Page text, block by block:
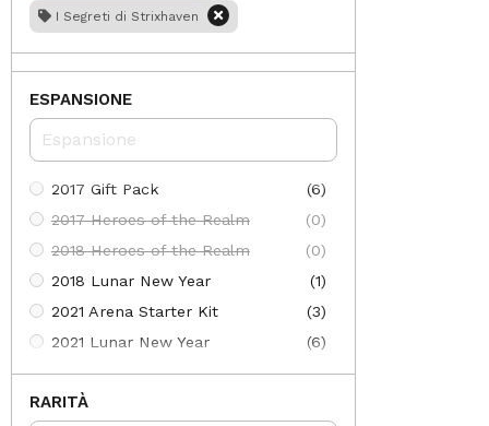
I Segreti di Strixhaven
ESPANSIONE
2017 Gift Pack
(6)
2017 Heroes of the Realm
(0)
2018 Heroes of the Realm
(0)
2018 Lunar New Year
(1)
2021 Arena Starter Kit
(3)
2021 Lunar New Year
(6)
2022 Lunar New Year
(10)
30th Anniversary Edition
RARITÀ